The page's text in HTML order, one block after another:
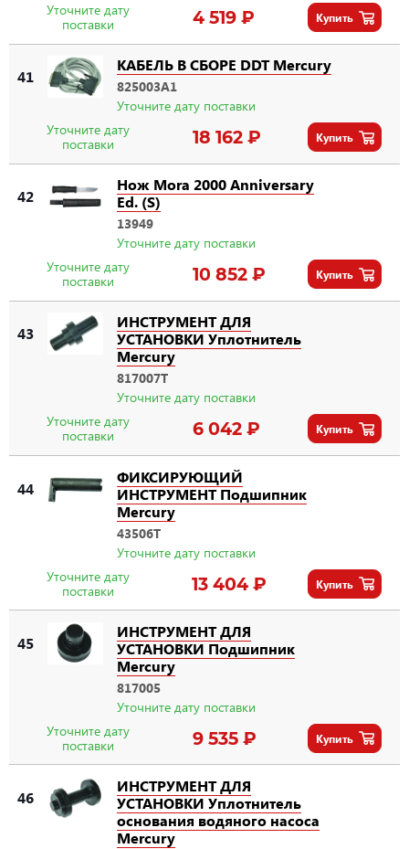
Уточните дату
поставки
4 519 ₽ Купить
41
КАБЕЛЬ В СБОРЕ DDT Mercury
825003A1
Уточните дату поставки
Уточните дату
поставки
18 162 ₽ Купить
42
Нож Mora 2000 Anniversary
Ed. (S)
13949
Уточните дату поставки
Уточните дату
поставки
10 852 ₽ Купить
43
ИНСТРУМЕНТ ДЛЯ
УСТАНОВКИ Уплотнитель
Mercury
817007T
Уточните дату поставки
Уточните дату
поставки
6 042 ₽ Купить
44
ФИКСИРУЮЩИЙ
ИНСТРУМЕНТ Подшипник
Mercury
43506T
Уточните дату поставки
Уточните дату
поставки
13 404 ₽ Купить
45
ИНСТРУМЕНТ ДЛЯ
УСТАНОВКИ Подшипник
Mercury
817005
Уточните дату поставки
Уточните дату
поставки
9 535 ₽ Купить
46
ИНСТРУМЕНТ ДЛЯ
УСТАНОВКИ Уплотнитель
основания водяного насоса
Mercury